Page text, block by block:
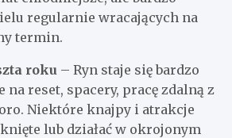
regularnie wracających na
termin.
roku – Ryn staje się bardzo
na reset, spacery, pracę zdalną z
Niektóre knajpy i atrakcje
lub działać w okrojonym